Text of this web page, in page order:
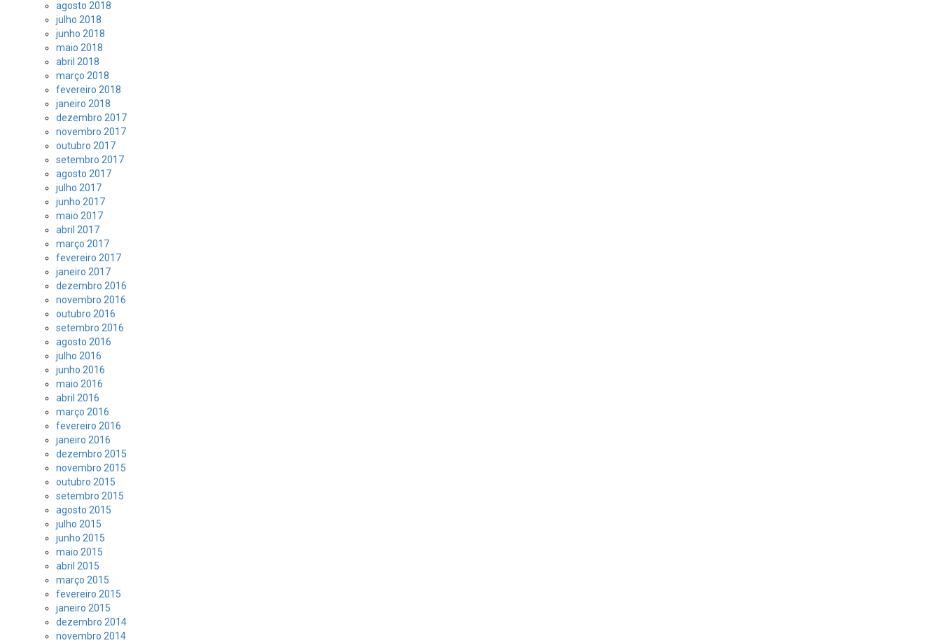
agosto 2018
julho 2018
junho 2018
maio 2018
abril 2018
março 2018
fevereiro 2018
janeiro 2018
dezembro 2017
novembro 2017
outubro 2017
setembro 2017
agosto 2017
julho 2017
junho 2017
maio 2017
abril 2017
março 2017
fevereiro 2017
janeiro 2017
dezembro 2016
novembro 2016
outubro 2016
setembro 2016
agosto 2016
julho 2016
junho 2016
maio 2016
abril 2016
março 2016
fevereiro 2016
janeiro 2016
dezembro 2015
novembro 2015
outubro 2015
setembro 2015
agosto 2015
julho 2015
junho 2015
maio 2015
abril 2015
março 2015
fevereiro 2015
janeiro 2015
dezembro 2014
novembro 2014